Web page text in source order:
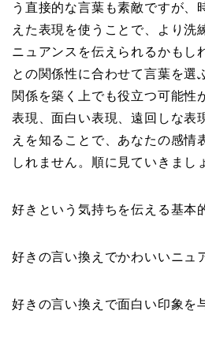
う直接的な言葉も素敵ですが、
えた表現を使うことで、より洗
ニュアンスを伝えられるかもし
との関係性に合わせて言葉を選
関係を築く上でも役立つ可能性
表現、面白い表現、遠回しな表
えを知ることで、あなたの感情
しれません。順に見ていきまし
好きという気持ちを伝える基本
好きの言い換えでかわいいニュ
好きの言い換えで面白い印象を